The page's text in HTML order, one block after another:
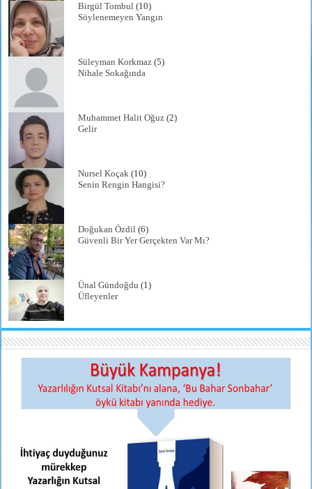
Birgül Tombul (10)
Söylenemeyen Yangın
Süleyman Korkmaz (5)
Nihale Sokağında
Muhammet Halit Oğuz (2)
Gelir
Nursel Koçak (10)
Senin Rengin Hangisi?
Doğukan Özdil (6)
Güvenli Bir Yer Gerçekten Var Mı?
Ünal Gündoğdu (1)
Üfleyenler